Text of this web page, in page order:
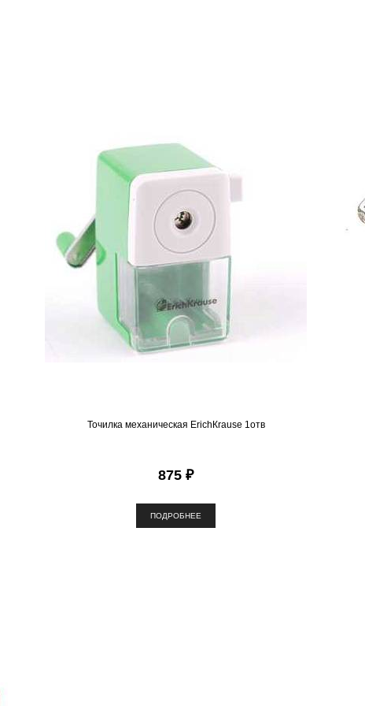
Точилка механическая ЕrichКrause 1отв
875 ₽
ПОДРОБНЕЕ